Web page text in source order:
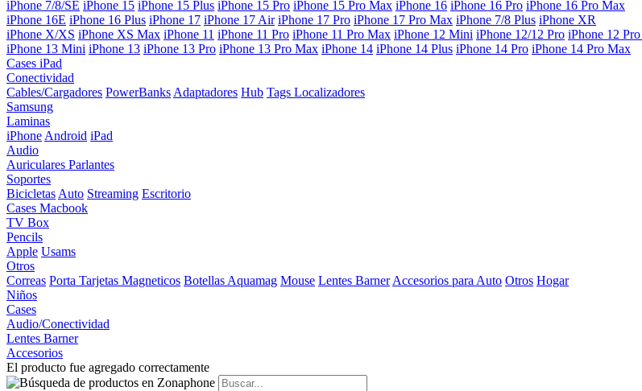
iPhone 7/8/SE iPhone 15 iPhone 15 Plus iPhone 15 Pro iPhone 15 Pro Max iPhone 16 iPhone 16 Pro iPhone 16 Pro Max
iPhone 16E iPhone 16 Plus iPhone 17 iPhone 17 Air iPhone 17 Pro iPhone 17 Pro Max iPhone 7/8 Plus iPhone XR
iPhone X/XS iPhone XS Max iPhone 11 iPhone 11 Pro iPhone 11 Pro Max iPhone 12 Mini iPhone 12/12 Pro iPhone 12
iPhone 13 Mini iPhone 13 iPhone 13 Pro iPhone 13 Pro Max iPhone 14 iPhone 14 Plus iPhone 14 Pro iPhone 14 Pro Max
Cases iPad
Conectividad
Cables/Cargadores PowerBanks Adaptadores Hub Tags Localizadores
Samsung
Laminas
iPhone Android iPad
Audio
Auriculares Parlantes
Soportes
Bicicletas Auto Streaming Escritorio
Cases Macbook
TV Box
Pencils
Apple Usams
Otros
Correas Porta Tarjetas Magneticos Botellas Aquamag Mouse Lentes Barner Accesorios para Auto Otros Hogar
Niños
Cases
Audio/Conectividad
Lentes Barner
Accesorios
El producto fue agregado correctamente